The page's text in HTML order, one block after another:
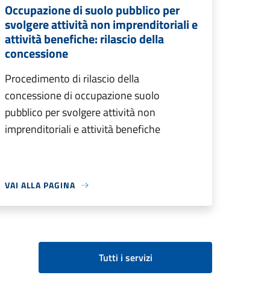
Occupazione di suolo pubblico per
svolgere attività non imprenditoriali e
attività benefiche: rilascio della
concessione
Procedimento di rilascio della
concessione di occupazione suolo
pubblico per svolgere attività non
imprenditoriali e attività benefiche
VAI ALLA PAGINA
Tutti i servizi